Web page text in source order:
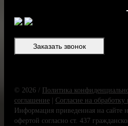
Заказать звонок
© 2026 / Политика
соглашение | Согласие на
Информация приведенная на сайте
офертой согласно ст. 437